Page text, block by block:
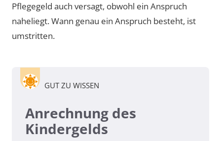
Pflegegeld auch versagt, obwohl ein Anspruch
naheliegt. Wann genau ein Anspruch besteht, ist
umstritten.
GUT ZU WISSEN
Anrechnung des
Kindergelds